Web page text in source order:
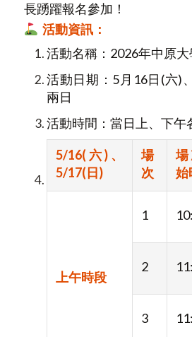
長踴躍報名參加！
活動資訊：
活動名稱：2026年中原
活動日期：5月16日(六)
兩日
活動時間：當日上、下午
5/16( 六)、
5/17(日)
場
次
始
上午時段
1
2
3